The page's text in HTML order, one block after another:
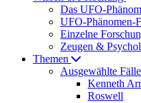
Das UFO-
UFO-Phänomen-
Einzelne
Zeugen &
Themen
Ausgewählte Fälle
Kenneth
Roswell